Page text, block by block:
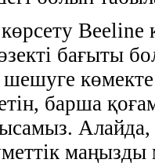
Beeline
бағыты
шешуге
барша